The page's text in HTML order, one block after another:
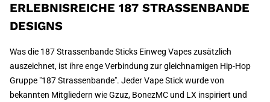
ERLEBNISREICHE 187 STRASSENBANDE
DESIGNS
Was die 187 Strassenbande Sticks Einweg Vapes zusätzlich
auszeichnet, ist ihre enge Verbindung zur gleichnamigen Hip-Hop
Gruppe "187 Strassenbande". Jeder Vape Stick wurde von
bekannten Mitgliedern wie Gzuz, BonezMC und LX inspiriert und